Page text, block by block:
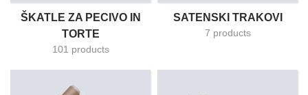
ŠKATLE ZA PECIVO IN
TORTE
101 products
SATENSKI TRAKOVI
7 products